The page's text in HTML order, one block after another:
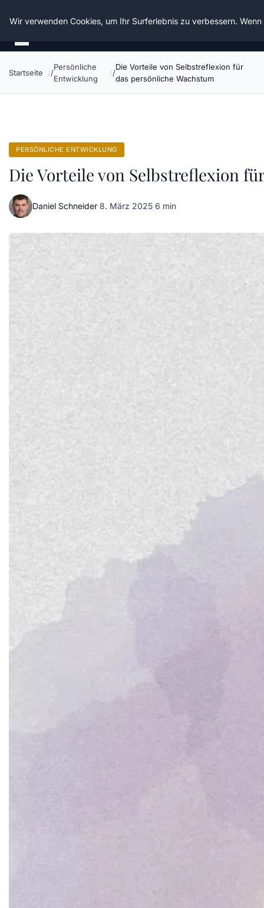
Die Schnitter
Startseite
Persönliche
Entwicklung
Die Vorteile von Selbstreflexion für
das persönliche Wachstum
PERSÖNLICHE ENTWICKLUNG
Die Vorteile von Selbstreflexion
Daniel Schneider·8. März 2025·6 min
Wir verwenden Cookies, um Ihr Surferlebnis zu verbessern.